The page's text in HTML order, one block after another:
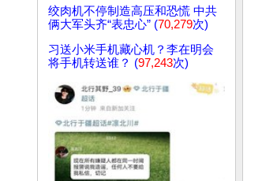
绞肉机不停制造高压和恐慌 中共
俩大军头齐“表忠心” (70,279次)
习送小米手机藏心机？李在明会
将手机转送谁？ (97,243次)